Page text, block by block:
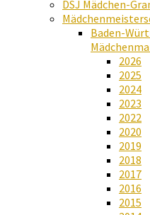
DSJ Mädchen-
Baden-
2026
2025
2024
2023
2022
2020
2019
2018
2017
2016
2015